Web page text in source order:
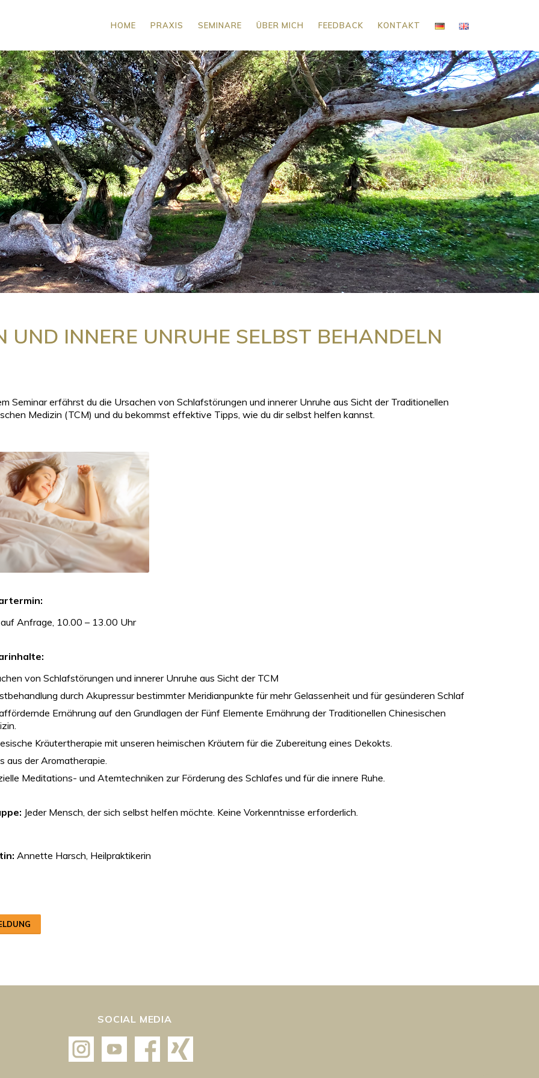
HOME PRAXIS SEMINARE ÜBER MICH FEEDBACK KONTAKT
UND INNERE UNRUHE SELBST BEHANDELN
Seminar erfährst du die Ursachen von Schlafstörungen und innerer Unruhe aus Sicht der Traditionellen
Medizin (TCM) und du bekommst effektive Tipps, wie du dir selbst helfen kannst.
Anfrage, 10.00 – 13.00 Uhr
von Schlafstörungen und innerer Unruhe aus Sicht der TCM
durch Akupressur bestimmter Meridianpunkte für mehr Gelassenheit und für gesünderen Schlaf
Ernährung auf den Grundlagen der Fünf Elemente Ernährung der Traditionellen Chinesischen
Kräutertherapie mit unseren heimischen Kräutern für die Zubereitung eines Dekokts.
aus der Aromatherapie.
Meditations- und Atemtechniken zur Förderung des Schlafes und für die innere Ruhe.
Jeder Mensch, der sich selbst helfen möchte. Keine Vorkenntnisse erforderlich.
Annette Harsch, Heilpraktikerin
SOCIAL MEDIA